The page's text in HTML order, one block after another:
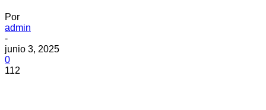
Por
admin
-
junio 3, 2025
0
112